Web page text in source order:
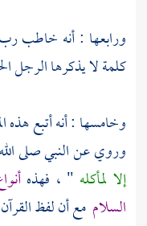
ورابعها : أنه خاطب
كلمة لا يذكرها الرجل
وخامسها : أنه أتبع هذه
وروي عن النبي صلى
إلا لمأكله " ، فهذه
السلام مع أن لفظ